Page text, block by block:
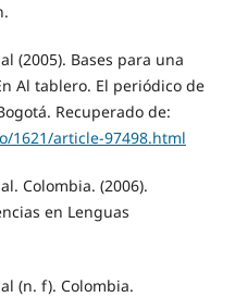
(2005). Bases para una
Al tablero. El periódico de
Recuperado de:
1621/article-97498.html
Colombia. (2006).
en Lenguas
(n. f). Colombia.